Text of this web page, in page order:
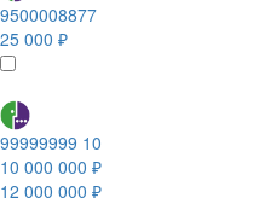
9500008877
25 000 ₽
99999999 10
10 000 000 ₽
12 000 000 ₽